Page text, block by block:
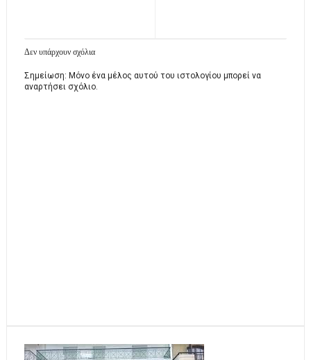
Δεν υπάρχουν σχόλια
Σημείωση: Μόνο ένα μέλος αυτού του ιστολογίου μπορεί να
αναρτήσει σχόλιο.